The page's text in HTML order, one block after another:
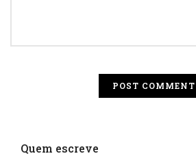
Quem escreve